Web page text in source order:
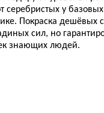
серебристых у
Покраска дешёвых
сил, но
знающих людей.